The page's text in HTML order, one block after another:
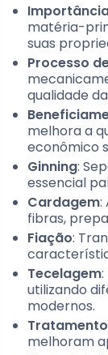
matéria-
suas
Processo
qualidade
melhora a
econômico
Ginning:
essencial
Cardagem:
fibras,
Fiação:
Tecelagem
utilizando
modernos.
melhoram